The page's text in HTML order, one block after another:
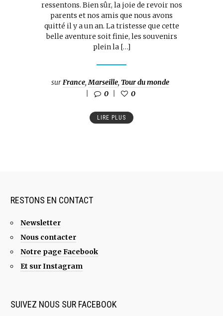
ressentons. Bien sûr, la joie de revoir nos
parents et nos amis que nous avons
quitté il y a un an. La tristesse que cette
belle aventure soit finie, les souvenirs
plein la […]
surFrance,Marseille, Tour du monde
0
0
LIRE PLUS
RESTONS EN CONTACT
Newsletter
Nous contacter
Notre page Facebook
Et sur Instagram
SUIVEZ NOUS SUR FACEBOOK